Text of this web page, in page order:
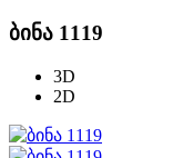
ბინა 1119
3D
2D